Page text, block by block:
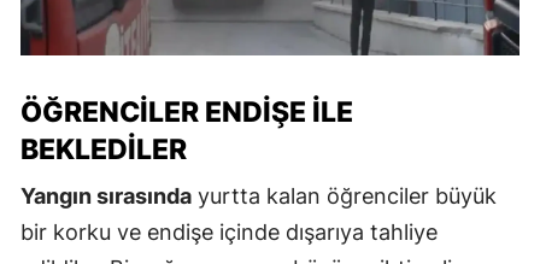
ÖĞRENCILER ENDIŞE İLE
BEKLEDILER
Yangın sırasında yurtta kalan öğrenciler büyük
bir korku ve endişe içinde dışarıya tahliye